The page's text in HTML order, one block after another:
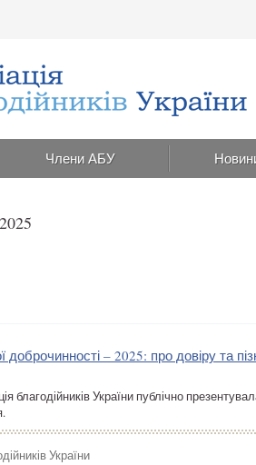
Члени АБУ
доброчинності – 2025: про довіру та
благодійників України публічно
України